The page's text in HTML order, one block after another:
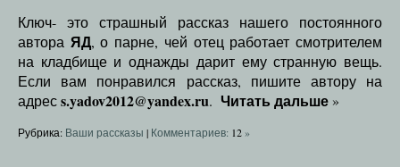
Ключ- это страшный рассказ нашего постоянного
автора ЯД, о парне, чей отец работает смотрителем
на кладбище и однажды дарит ему странную вещь.
Если вам понравился рассказ, пишите автору на
адресs.yadov2012@yandex.ru. Читать дальше »
Рубрика: Ваши рассказы | Комментариев: 12»